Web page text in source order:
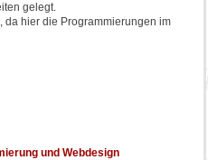
gelegt.
hier die Programmierungen im
und Webdesign